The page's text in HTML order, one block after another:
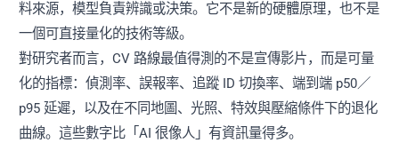
料來源，模型負責辨識或決策。它不是新的硬體原理，也不是
一個可直接量化的技術等級。
對研究者而言，CV 路線最值得測的不是宣傳影片，而是可量
化的指標：偵測率、誤報率、追蹤 ID 切換率、端到端 p50／
p95 延遲，以及在不同地圖、光照、特效與壓縮條件下的退化
曲線。這些數字比「AI 很像人」有資訊量得多。